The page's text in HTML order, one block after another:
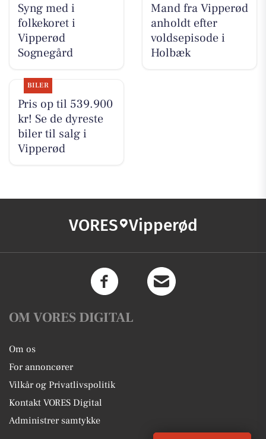
Syng med i
folkekoret i
Vipperød
Sognegård
Mand fra Vipperød
anholdt efter
voldsepisode i
Holbæk
BILER
Pris op til 539.900
kr! Se de dyreste
biler til salg i
Vipperød
VORES Vipperød
OM VORES DIGITAL
Om os
For annoncører
Vilkår og Privatlivspolitik
Kontakt VORES Digital
Administrer samtykke